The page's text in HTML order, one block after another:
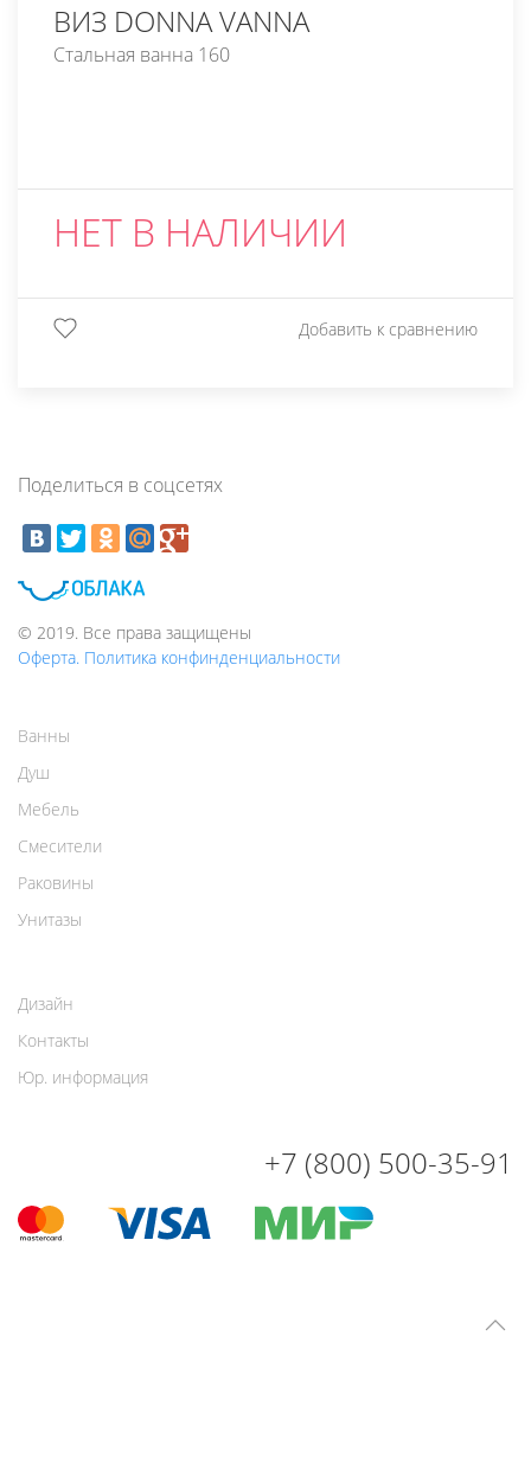
ВИЗ DONNA VANNA
Стальная ванна 160
НЕТ В НАЛИЧИИ
Добавить к сравнению
Поделиться в соцсетях
© 2019. Все права защищены
Оферта. Политика конфинденциальности
Ванны
Душ
Мебель
Смесители
Раковины
Унитазы
Дизайн
Контакты
Юр. информация
+7 (800) 500-35-91